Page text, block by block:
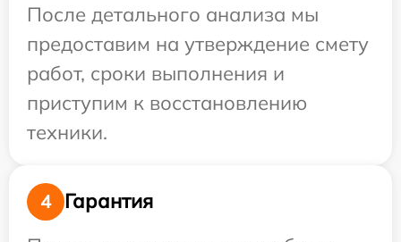
После детального анализа мы
предоставим на утверждение смету
работ, сроки выполнения и
приступим к восстановлению
техники.
4
Гарантия